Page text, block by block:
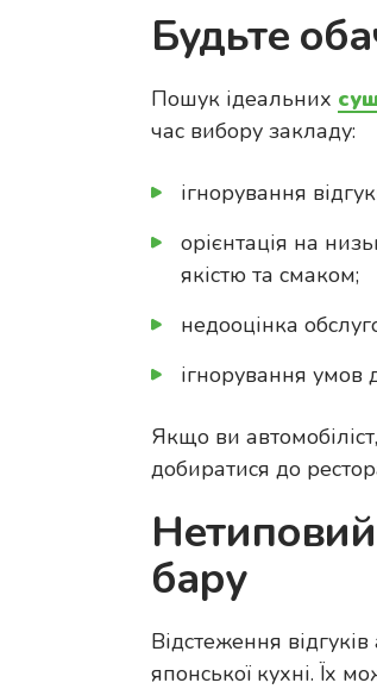
Будьте
Пошук ідеальних
час вибору закладу:
ігнорування
орієнтація на
якістю та смаком;
недооцінка
ігнорування умов
Якщо ви
добиратися до
бару
Відстеження
японської кухні. Їх